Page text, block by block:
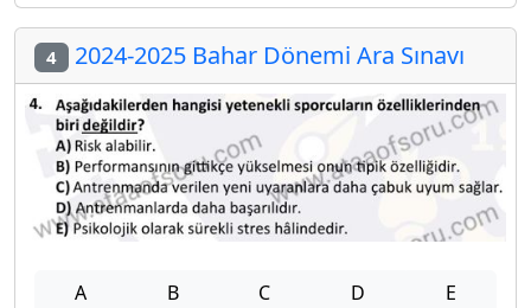
4 2024-2025 Bahar Dönemi Ara Sınavı
A B C D E